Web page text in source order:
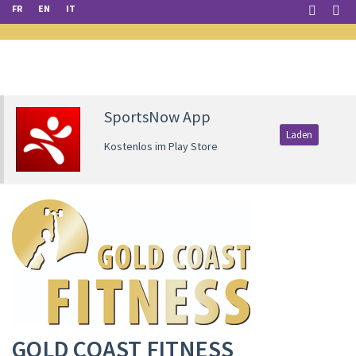
FR EN IT
SportsNow App
Kostenlos im Play Store
Laden
GOLD COAST FITNESS